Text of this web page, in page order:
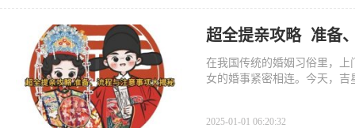
超全提亲攻略 准备
在我国传统的婚姻习俗里，
女的婚事紧密相连。今天，
2025-01-01 06:20:32